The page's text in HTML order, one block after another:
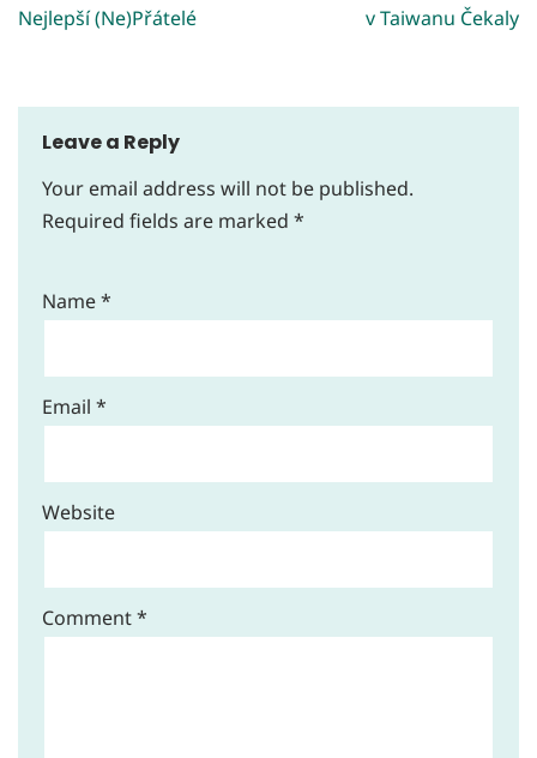
Nejlepší (Ne)Přátelé
v Taiwanu Čekaly
Leave a Reply
Your email address will not be published.
Required fields are marked *
Name*
Email *
Website
Comment*